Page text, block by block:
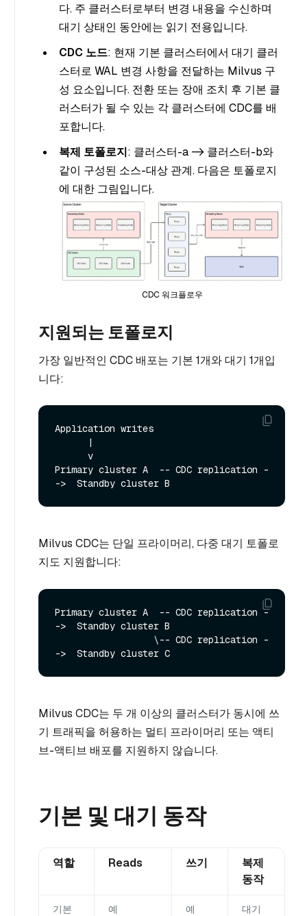
다. 주 클러스터로부터 변경 내용을 수신하며
대기 상태인 동안에는 읽기 전용입니다.
CDC 노드: 현재 기본 클러스터에서 대기 클러
스터로 WAL 변경 사항을 전달하는 Milvus 구
성 요소입니다. 전환 또는 장애 조치 후 기본 클
러스터가 될 수 있는 각 클러스터에 CDC를 배
포합니다.
복제 토폴로지: 클러스터-a -> 클러스터-b와
같이 구성된 소스-대상 관계. 다음은 토폴로지
에 대한 그림입니다.
CDC 워크플로우
지원되는 토폴로지
가장 일반적인 CDC 배포는 기본 1개와 대기 1개입
니다:
Application writes
Primary cluster A  -- CDC replication -
Milvus CDC는 단일 프라이머리, 다중 대기 토폴로
지도 지원합니다:
Primary cluster A  -- CDC replication -
->  Standby cluster B
Milvus CDC는 두 개 이상의 클러스터가 동시에 쓰
기 트래픽을 허용하는 멀티 프라이머리 또는 액티
브-액티브 배포를 지원하지 않습니다.
기본 및 대기 동작
역할 Reads 쓰기
복제
동작
기본 예 예
대기